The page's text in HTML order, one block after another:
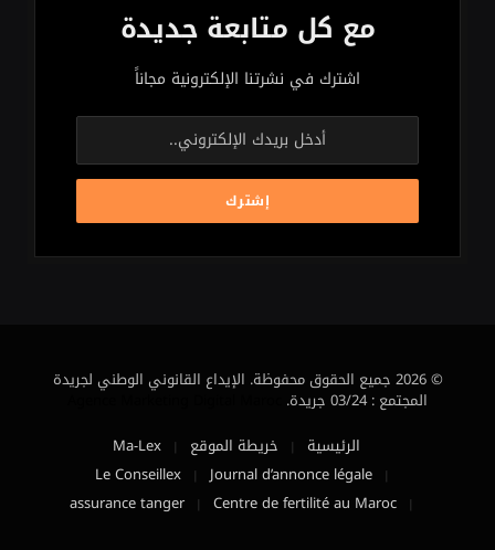
مع كل متابعة جديدة
اشترك في نشرتنا الإلكترونية مجاناً
© 2026 جميع الحقوق محفوظة. الإيداع القانوني الوطني لجريدة
المجتمع : 03/24 جريدة.
Agence Marketing Digital Maroc
الرئيسية
خريطة الموقع
Ma-Lex
Journal d’annonce légale
Le Conseillex
Centre de fertilité au Maroc
assurance tanger